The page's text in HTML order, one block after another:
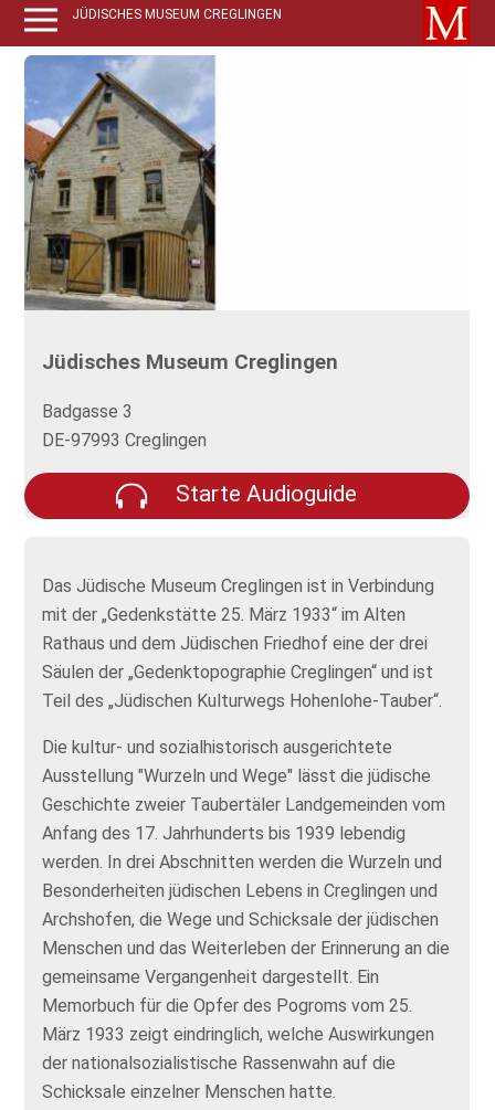
JÜDISCHES MUSEUM CREGLINGEN
Jüdisches Museum Creglingen
Badgasse 3
DE-97993 Creglingen
Starte Audioguide
Das Jüdische Museum Creglingen ist in Verbindung
mit der „Gedenkstätte 25. März 1933“ im Alten
Rathaus und dem Jüdischen Friedhof eine der drei
Säulen der „Gedenktopographie Creglingen“ und ist
Teil des „Jüdischen Kulturwegs Hohenlohe-Tauber“.
Die kultur- und sozialhistorisch ausgerichtete
Ausstellung "Wurzeln und Wege" lässt die jüdische
Geschichte zweier Taubertäler Landgemeinden vom
Anfang des 17. Jahrhunderts bis 1939 lebendig
werden. In drei Abschnitten werden die Wurzeln und
Besonderheiten jüdischen Lebens in Creglingen und
Archshofen, die Wege und Schicksale der jüdischen
Menschen und das Weiterleben der Erinnerung an die
gemeinsame Vergangenheit dargestellt. Ein
Memorbuch für die Opfer des Pogroms vom 25.
März 1933 zeigt eindringlich, welche Auswirkungen
der nationalsozialistische Rassenwahn auf die
Schicksale einzelner Menschen hatte.